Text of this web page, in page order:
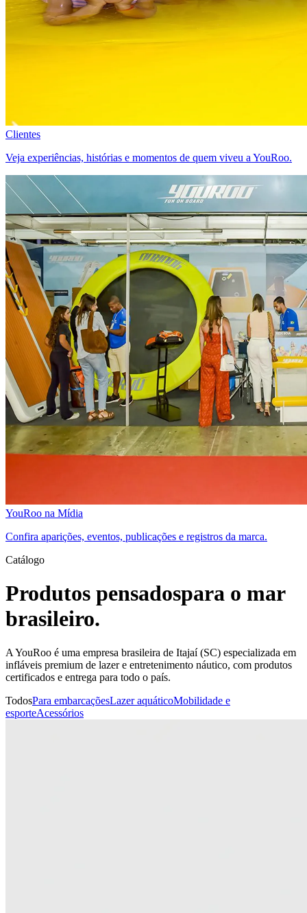
Clientes
Veja experiências, histórias e momentos de quem viveu a YouRoo.
YouRoo na Mídia
Confira aparições, eventos, publicações e registros da marca.
Catálogo
Produtos pensadospara o mar
brasileiro.
A YouRoo é uma empresa brasileira de Itajaí (SC) especializada em
infláveis premium de lazer e entretenimento náutico, com produtos
certificados e entrega para todo o país.
TodosPara embarcaçõesLazer aquáticoMobilidade e
esporteAcessórios